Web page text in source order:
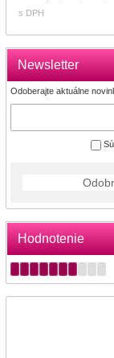
Newsletter
Odoberajte aktuálne
Hodnotenie
s DPH